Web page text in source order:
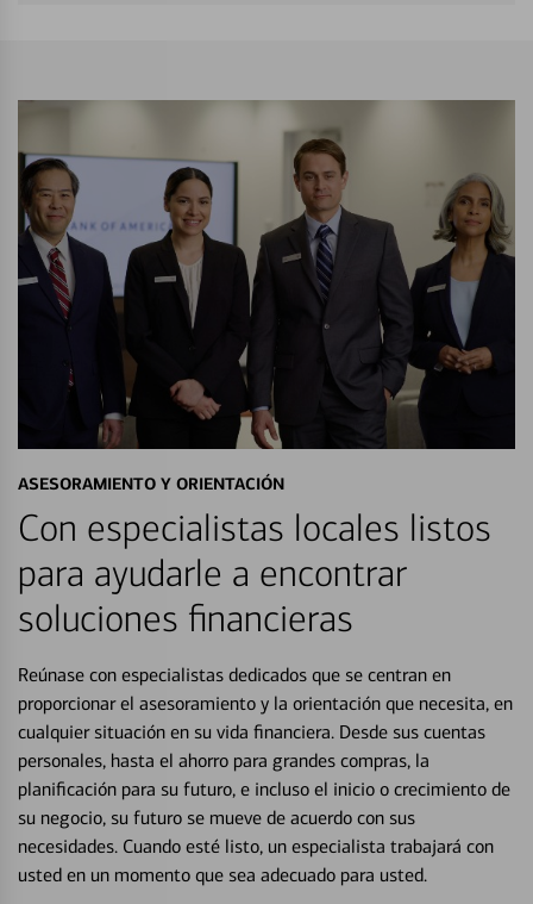
ASESORAMIENTO Y ORIENTACIÓN
Con especialistas locales listos
para ayudarle a encontrar
soluciones financieras
Reúnase con especialistas dedicados que se centran en
proporcionar el asesoramiento y la orientación que necesita, en
cualquier situación en su vida financiera. Desde sus cuentas
personales, hasta el ahorro para grandes compras, la
planificación para su futuro, e incluso el inicio o crecimiento de
su negocio, su futuro se mueve de acuerdo con sus
necesidades. Cuando esté listo, un especialista trabajará con
usted en un momento que sea adecuado para usted.